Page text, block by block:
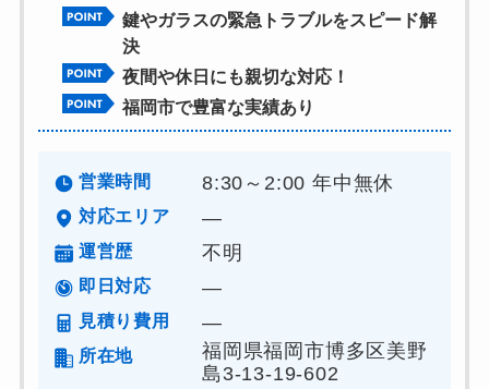
鍵やガラスの緊急トラブルをスピード解
決
夜間や休日にも親切な対応！
福岡市で豊富な実績あり
営業時間 8:30～2:00 年中無休
対応エリア ―
運営歴 不明
即日対応 ―
見積り費用 ―
所在地
福岡県福岡市博多区美野
島3-13-19-602